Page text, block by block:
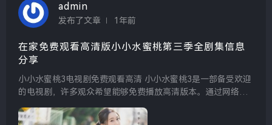
admin
发布了文章 1年前
在家免费观看高清版小小水蜜桃第三季全剧集信息
分享
小小水蜜桃3电视剧免费观看高清 小小水蜜桃3是一部备受欢迎
的电视剧，许多观众希望能够免费播放高清版本。通过网络平
精彩的剧集，不再为找不到资源而烦恼。...